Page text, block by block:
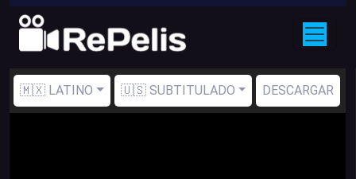
🇲🇽 LATINO 🇺🇸 SUBTITULADO DESCARGAR